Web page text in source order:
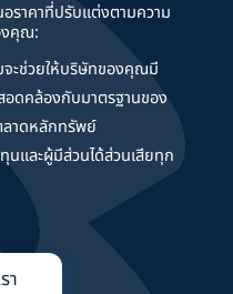
อราคาที่ปรับแต่งตามความ
งคุณ:
ะช่วยให้บริษัทของคุณมี
ดคล้องกับมาตรฐานของ
ลาดหลักทรัพย์
นและผู้มีส่วนได้ส่วนเสียทุก
า